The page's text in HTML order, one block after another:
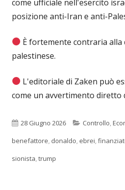
come ufficiale nell'esercito
posizione anti-Iran e anti-
È fortemente contraria alla
palestinese.
L'editoriale di Zaken può
come un avvertimento diretto
Pubblicato
28 Giugno 2026 Categorie
Controllo,
benefattore, donaldo, ebrei,
sionista,trump